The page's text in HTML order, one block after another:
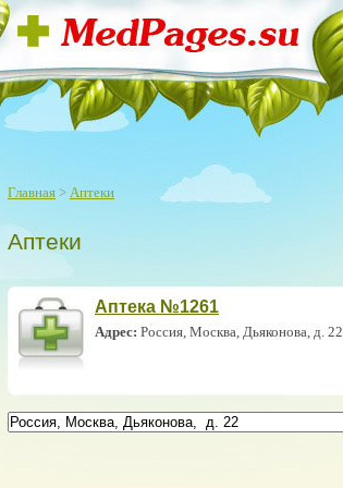
Главная > Аптеки
Аптеки
Аптека №1261
Адрес: Россия, Москва, Дьяконова, д. 22